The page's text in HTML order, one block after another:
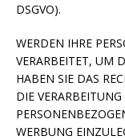
DSGVO).
WERDEN IHRE
VERARBEITET, UM
HABEN SIE DAS
DIE
WERBUNG